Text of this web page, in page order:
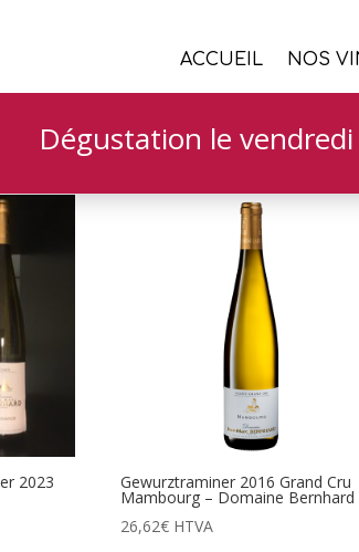
ACCUEIL NOS
Dégustation le
2023 Gewurztraminer 2016 Grand Cru
Mambourg – Domaine Bernhard
26,62€ HTVA